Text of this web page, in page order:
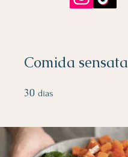
Comida sensata
30 días